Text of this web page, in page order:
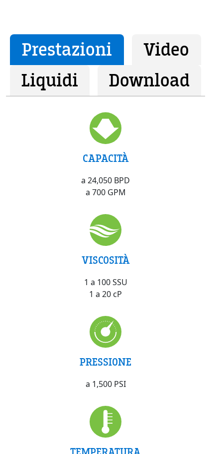
Prestazioni
Video
Liquidi
Download
CAPACITÀ
a 24,050 BPD
a 700 GPM
VISCOSITÀ
1 a 100 SSU
1 a 20 cP
PRESSIONE
a 1,500 PSI